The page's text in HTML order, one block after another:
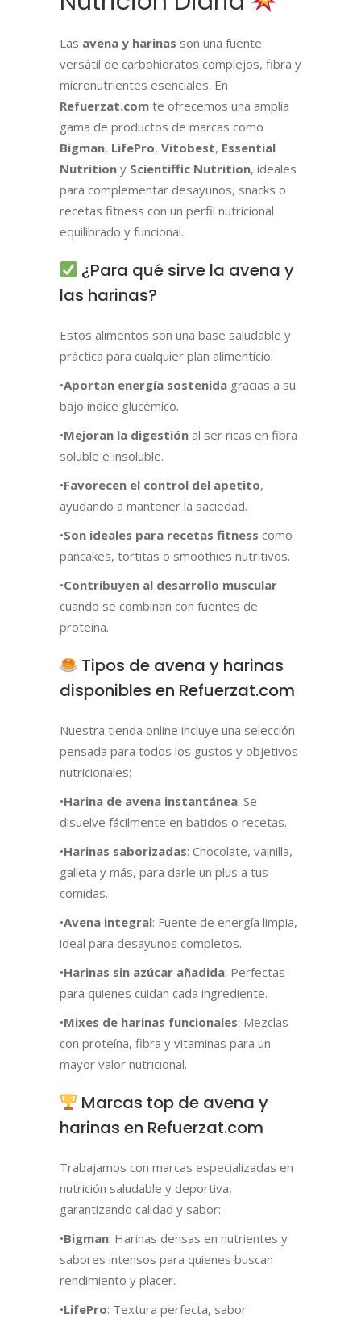
Las avena y harinas son una fuente
versátil de carbohidratos complejos, fibra y
micronutrientes esenciales. En
Refuerzat.com te ofrecemos una amplia
gama de productos de marcas como
Bigman, LifePro, Vitobest, Essential
Nutrition y Scientiffic Nutrition, ideales
para complementar desayunos, snacks o
recetas fitness con un perfil nutricional
equilibrado y funcional.
¿Para qué sirve la avena y
las harinas?
Estos alimentos son una base saludable y
práctica para cualquier plan alimenticio:
•Aportan energía sostenida gracias a su
bajo índice glucémico.
•Mejoran la digestión al ser ricas en fibra
soluble e insoluble.
•Favorecen el control del apetito,
ayudando a mantener la saciedad.
•Son ideales para recetas fitness como
pancakes, tortitas o smoothies nutritivos.
•Contribuyen al desarrollo muscular
cuando se combinan con fuentes de
proteína.
Tipos de avena y harinas
disponibles en Refuerzat.com
Nuestra tienda online incluye una selección
pensada para todos los gustos y objetivos
nutricionales:
•Harina de avena instantánea: Se
disuelve fácilmente en batidos o recetas.
•Harinas saborizadas: Chocolate, vainilla,
galleta y más, para darle un plus a tus
comidas.
•Avena integral: Fuente de energía limpia,
ideal para desayunos completos.
•Harinas sin azúcar añadida: Perfectas
para quienes cuidan cada ingrediente.
•Mixes de harinas funcionales: Mezclas
con proteína, fibra y vitaminas para un
mayor valor nutricional.
Marcas top de avena y
harinas en Refuerzat.com
Trabajamos con marcas especializadas en
nutrición saludable y deportiva,
garantizando calidad y sabor:
•Bigman: Harinas densas en nutrientes y
sabores intensos para quienes buscan
rendimiento y placer.
•LifePro: Textura perfecta, sabor